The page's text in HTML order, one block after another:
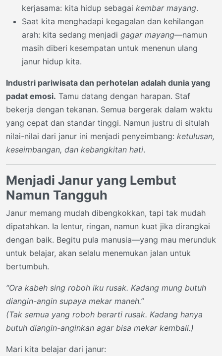
kerjasama: kita hidup sebagai kembar mayang.
Saat kita menghadapi kegagalan dan kehilangan
arah: kita sedang menjadi gagar mayang—namun
masih diberi kesempatan untuk menenun ulang
janur hidup kita.
Industri pariwisata dan perhotelan adalah dunia yang
padat emosi. Tamu datang dengan harapan. Staf
bekerja dengan tekanan. Semua bergerak dalam waktu
yang cepat dan standar tinggi. Namun justru di situlah
nilai-nilai dari janur ini menjadi penyeimbang: ketulusan,
keseimbangan, dan kebangkitan hati.
Menjadi Janur yang Lembut
Namun Tangguh
Janur memang mudah dibengkokkan, tapi tak mudah
dipatahkan. Ia lentur, ringan, namun kuat jika dirangkai
dengan baik. Begitu pula manusia—yang mau merunduk
untuk belajar, akan selalu menemukan jalan untuk
bertumbuh.
“Ora kabeh sing roboh iku rusak. Kadang mung butuh
diangin-angin supaya mekar maneh.”
(Tak semua yang roboh berarti rusak. Kadang hanya
butuh diangin-anginkan agar bisa mekar kembali.)
Mari kita belajar dari janur: